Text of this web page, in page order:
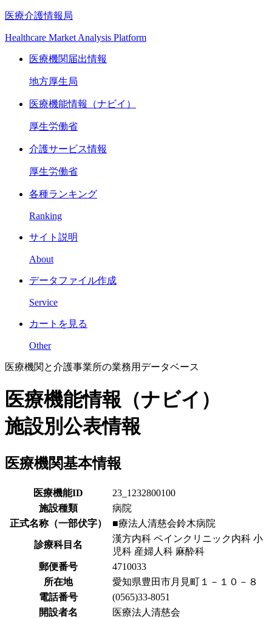
医療介護情報局
Healthcare Market Analysis Platform
医療機関届出情報
地方厚生局
医療機能情報（ナビイ）
厚生労働省
介護サービス情報
厚生労働省
各種ランキング
Ranking
サイト説明
About
データファイル作成
Service
カートを見る
Other
医療機関と介護事業所の業務用データベース
医療機能情報（ナビイ）
施設別公表情報
医療機関基本情報
医療機能ID
23_1232800100
施設種類
病院
正式名称（一部伏字）
■療法人清慈会鈴木病院
診療科目名
漢方内科 ペインクリニック内科 小
児科 産婦人科 麻酔科
郵便番号
4710033
所在地
愛知県豊田市月見町１－１０－８
電話番号
(0565)33-8051
開設者名
医療法人清慈会